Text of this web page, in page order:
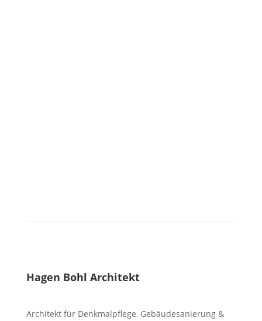
Hagen Bohl Architekt
Architekt für Denkmalpflege, Gebäudesanierung &